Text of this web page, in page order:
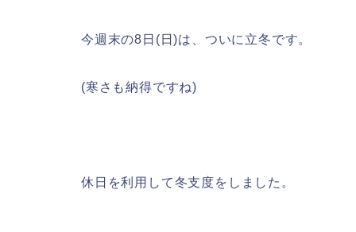
今週末の8日(日)は、ついに立冬です。
(寒さも納得ですね)
休日を利用して冬支度をしました。